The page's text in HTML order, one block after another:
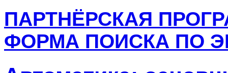
ПАРТНЁРСКАЯ
ФОРМА ПОИСКА ПО